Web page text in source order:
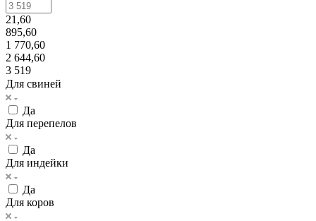
21,60
895,60
1 770,60
2 644,60
3 519
Для свиней
Да
Для перепелов
Да
Для индейки
Да
Для коров